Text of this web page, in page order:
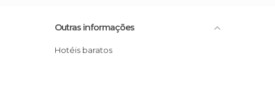
Outras informações
Hotéis baratos